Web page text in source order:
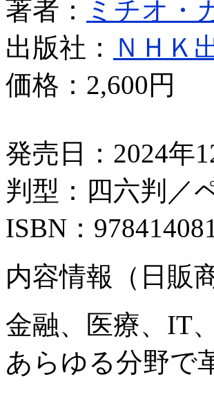
著者： ミチオ・
出版社：
ＮＨＫ
価格： 2,600円
発売日：2024年
判型：四六判／
ISBN：
内容情報（日販
金融、医療、IT
あらゆる分野で